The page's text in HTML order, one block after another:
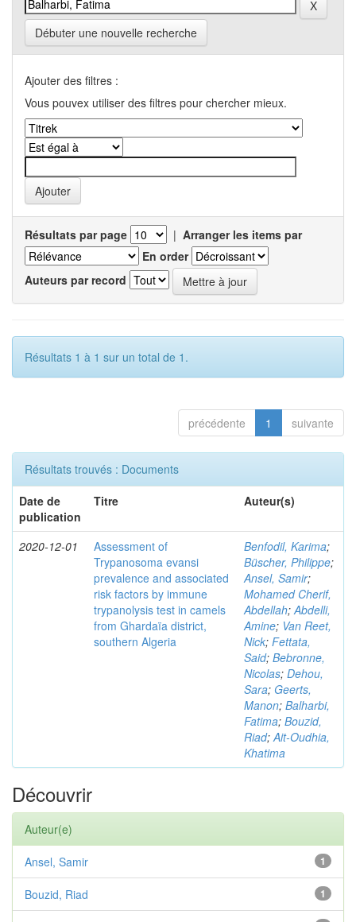
Débuter une nouvelle recherche
Ajouter des filtres :
Vous pouvex utiliser des filtres pour chercher mieux.
Résultats par page | Arranger les items par
En order
Auteurs par record
Résultats 1 à 1 sur un total de 1.
précédente 1 suivante
Résultats trouvés : Documents
Date de
publication
Titre Auteur(s)
2020-12-01
Assessment of
Trypanosoma evansi
prevalence and associated
risk factors by immune
trypanolysis test in camels
from Ghardaïa district,
southern Algeria
Benfodil, Karima;
Büscher, Philippe;
Ansel, Samir;
Mohamed Cherif,
Abdellah;Abdelli,
Amine; Van Reet,
Nick; Fettata,
Said; Bebronne,
Nicolas; Dehou,
Sara; Geerts,
Manon; Balharbi,
Fatima; Bouzid,
Riad;Ait-Oudhia,
Khatima
Découvrir
Auteur(e)
1
Ansel, Samir
1
Bouzid, Riad